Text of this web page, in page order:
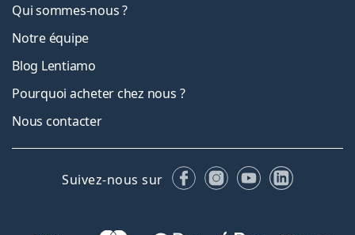
Qui sommes-nous ?
Notre équipe
Blog Lentiamo
Pourquoi acheter chez nous ?
Nous contacter
Suivez-nous sur FacebookInstagram
YouTubeLinkedIn